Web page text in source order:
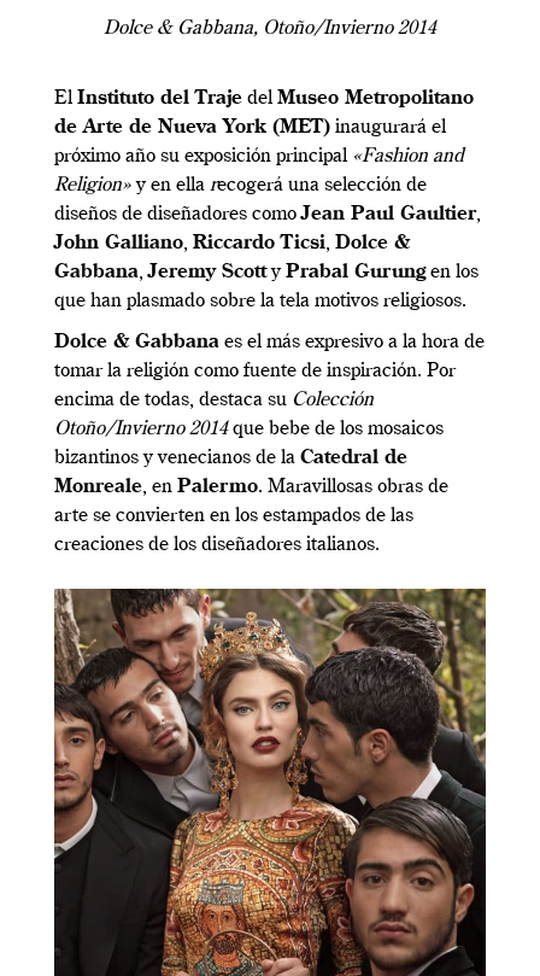
Dolce & Gabbana, Otoño/Invierno 2014
El Instituto del Traje del Museo Metropolitano
de Arte de Nueva York (MET) inaugurará el
próximo año su exposición principal «Fashion and
Religion»y en ella recogerá una selección de
diseños de diseñadores comoJean Paul Gaultier,
John Galliano, Riccardo Ticsi, Dolce &
Gabbana,Jeremy ScottyPrabal Gurungen los
que han plasmado sobre la tela motivos religiosos.
Dolce & Gabbana es el más expresivo a la hora de
tomar la religión como fuente de inspiración. Por
encima de todas, destaca su Colección
Otoño/Invierno 2014que bebe de los mosaicos
bizantinos y venecianos de la Catedral de
Monreale, en Palermo. Maravillosas obras de
arte se convierten en los estampados de las
creaciones de los diseñadores italianos.